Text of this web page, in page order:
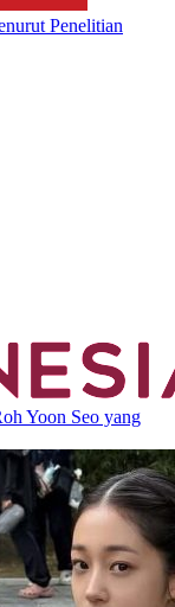
Penelitian
Yoon Seo yang